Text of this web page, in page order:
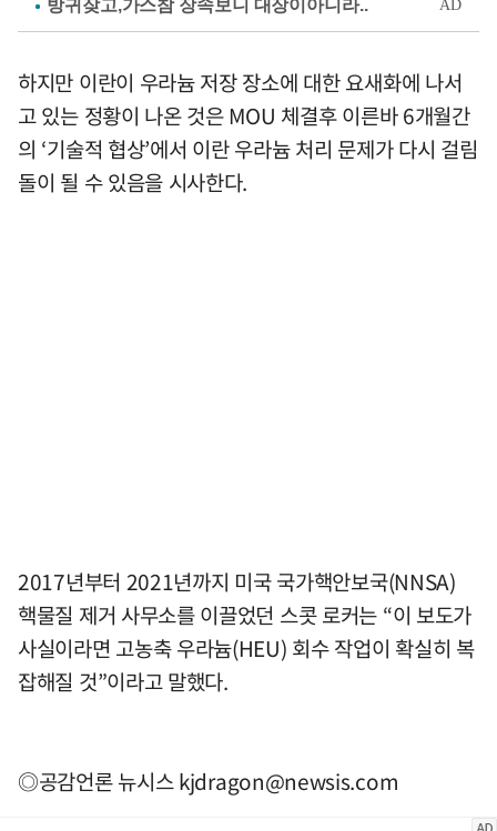
하지만 이란이 우라늄 저장 장소에 대한 요새화에 나서
고 있는 정황이 나온 것은 MOU 체결후 이른바 6개월간
의 ‘기술적 협상’에서 이란 우라늄 처리 문제가 다시 걸림
돌이 될 수 있음을 시사한다.
2017년부터 2021년까지 미국 국가핵안보국(NNSA)
핵물질 제거 사무소를 이끌었던 스콧 로커는 “이 보도가
사실이라면 고농축 우라늄(HEU) 회수 작업이 확실히 복
잡해질 것”이라고 말했다.
◎공감언론 뉴시스kjdragon@newsis.com